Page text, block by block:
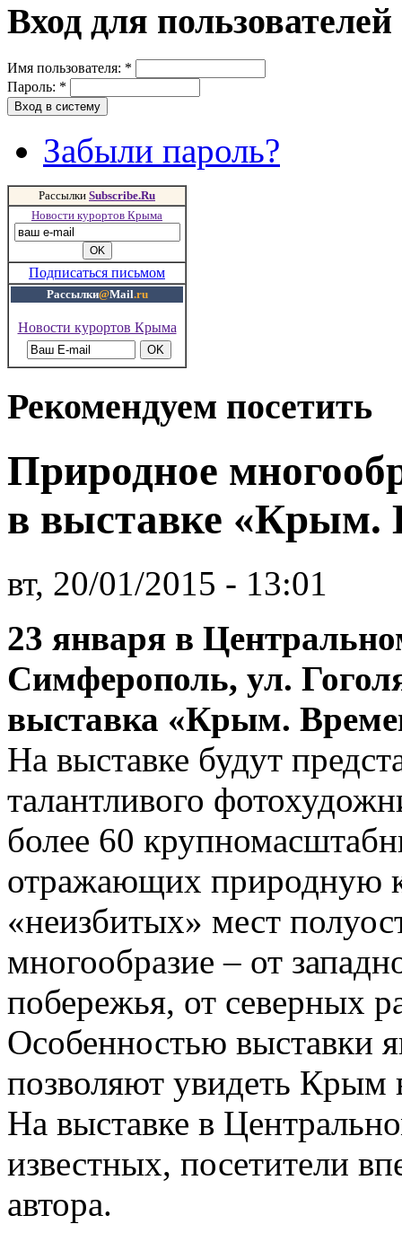
Вход для пользователей
Имя пользователя: *
Пароль: *
Забыли пароль?
Рассылки Subscribe.Ru
Новости курортов Крыма
Подписаться письмом
Рассылки@Mail.ru
Новости курортов Крыма
Рекомендуем посетить
Природное
в выставке «Крым.
вт, 20/01/2015 - 13:01
23 января в
Симферополь, ул.
выставка «Крым.
На выставке будут
талантливого
более 60
отражающих природную
«неизбитых» мест
многообразие – от
побережья, от северных
Особенностью выставки
позволяют увидеть Крым
На выставке в
известных, посетители
автора.